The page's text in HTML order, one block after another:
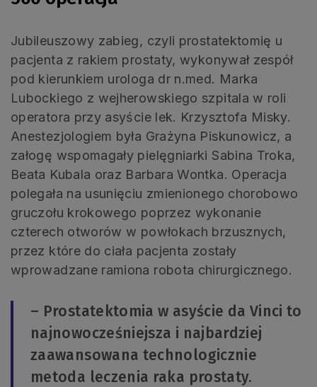
Jubileuszowy zabieg, czyli prostatektomię u
pacjenta z rakiem prostaty, wykonywał zespół
pod kierunkiem urologa dr n.med. Marka
Lubockiego z wejherowskiego szpitala w roli
operatora przy asyście lek. Krzysztofa Misky.
Anestezjologiem była Grażyna Piskunowicz, a
załogę wspomagały pielęgniarki Sabina Troka,
Beata Kubala oraz Barbara Wontka. Operacja
polegała na usunięciu zmienionego chorobowo
gruczołu krokowego poprzez wykonanie
czterech otworów w powłokach brzusznych,
przez które do ciała pacjenta zostały
wprowadzane ramiona robota chirurgicznego.
– Prostatektomia w asyście da Vinci to
najnowocześniejsza i najbardziej
zaawansowana technologicznie
metoda leczenia raka prostaty.